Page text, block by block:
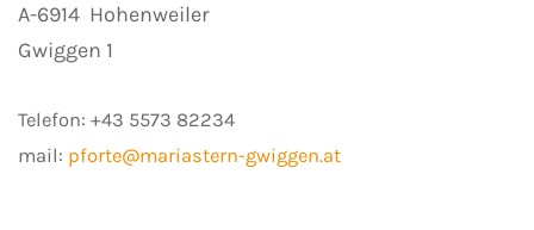
A-6914 Hohenweiler
Gwiggen 1
Telefon: +43 5573 82234
mail: pforte@mariastern-gwiggen.at